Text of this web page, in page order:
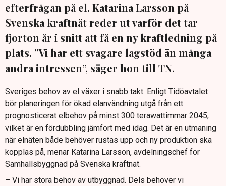
efterfrågan på el. Katarina Larsson på
Svenska kraftnät reder ut varför det tar
fjorton år i snitt att få en ny kraftledning på
plats. ”Vi har ett svagare lagstöd än många
andra intressen”, säger hon till TN.
Sveriges behov av el växer i snabb takt. Enligt Tidöavtalet
bör planeringen för ökad elanvändning utgå från ett
prognosticerat elbehov på minst 300 terawattimmar 2045,
vilket är en fördubbling jämfört med idag. Det är en utmaning
när elnäten både behöver rustas upp och ny produktion ska
kopplas på, menar Katarina Larsson, avdelningschef för
Samhällsbyggnad på Svenska kraftnät.
– Vi har stora behov av utbyggnad. Dels behöver vi